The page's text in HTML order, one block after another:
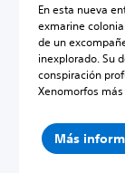
En esta nueva
exmarine
de un
inexplorado. Su
conspiración
Xenomorfos
Más